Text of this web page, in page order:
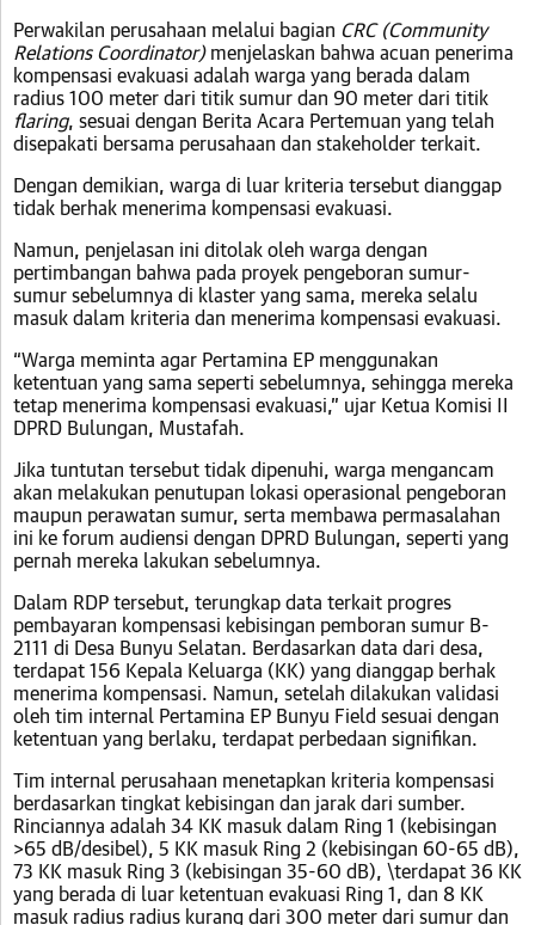
Perwakilan perusahaan melalui bagian CRC (Community
Relations Coordinator) menjelaskan bahwa acuan penerima
kompensasi evakuasi adalah warga yang berada dalam
radius 100 meter dari titik sumur dan 90 meter dari titik
flaring, sesuai dengan Berita Acara Pertemuan yang telah
disepakati bersama perusahaan dan stakeholder terkait.
Dengan demikian, warga di luar kriteria tersebut dianggap
tidak berhak menerima kompensasi evakuasi.
Namun, penjelasan ini ditolak oleh warga dengan
pertimbangan bahwa pada proyek pengeboran sumur-
sumur sebelumnya di klaster yang sama, mereka selalu
masuk dalam kriteria dan menerima kompensasi evakuasi.
“Warga meminta agar Pertamina EP menggunakan
ketentuan yang sama seperti sebelumnya, sehingga mereka
tetap menerima kompensasi evakuasi,” ujar Ketua Komisi II
DPRD Bulungan, Mustafah.
Jika tuntutan tersebut tidak dipenuhi, warga mengancam
akan melakukan penutupan lokasi operasional pengeboran
maupun perawatan sumur, serta membawa permasalahan
ini ke forum audiensi dengan DPRD Bulungan, seperti yang
pernah mereka lakukan sebelumnya.
Dalam RDP tersebut, terungkap data terkait progres
pembayaran kompensasi kebisingan pemboran sumur B-
2111 di Desa Bunyu Selatan. Berdasarkan data dari desa,
terdapat 156 Kepala Keluarga (KK) yang dianggap berhak
menerima kompensasi. Namun, setelah dilakukan validasi
oleh tim internal Pertamina EP Bunyu Field sesuai dengan
ketentuan yang berlaku, terdapat perbedaan signifikan.
Tim internal perusahaan menetapkan kriteria kompensasi
berdasarkan tingkat kebisingan dan jarak dari sumber.
Rinciannya adalah 34 KK masuk dalam Ring 1 (kebisingan
>65 dB/desibel), 5 KK masuk Ring 2 (kebisingan 60-65 dB),
73 KK masuk Ring 3 (kebisingan 35-60 dB), \terdapat 36 KK
yang berada di luar ketentuan evakuasi Ring 1, dan 8 KK
masuk radius radius kurang dari 300 meter dari sumur dan